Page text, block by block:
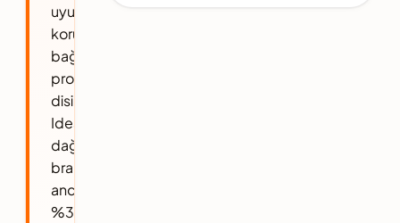
uyumluluğunu
koruyan
bağlantı
profili
disiplinidir.
Ideal
dağılımda
branded
anchor
%30-